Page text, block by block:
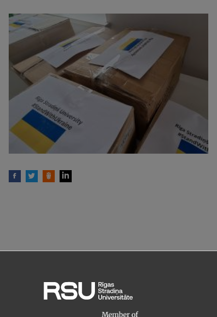
Starptautiskā sadarbība
Mobilitātes programmas
Starptautiskie projekti
Starptautiskie sadarbības partneri
EURAXESS RSU kontaktpunkts